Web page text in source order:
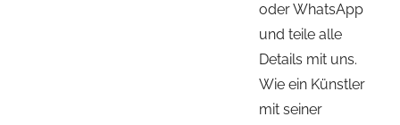
oder WhatsApp
und teile alle
Details mit uns.
Wie ein Künstler
mit seiner